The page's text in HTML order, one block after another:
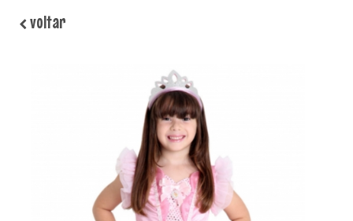
voltar